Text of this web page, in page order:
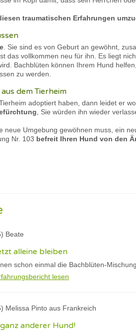
traumatischen Erfahrungen
. Sie sind es von Geburt an gewöhnt,
ist das vollkommen neu für ihn. Es liegt
Bachblüten können Ihrem Hund
zu werden.
dem Tierheim
adoptiert haben, dann leidet er
, Sie würden ihn wieder
neue Umgebung gewöhnen muss, ein
Nr. 103 befreit Ihren Hund von den
Beate
alleine bleiben
schon einmal die Bachblüten-
lesen
Melissa Pinto aus Frankreich
anderer Hund!